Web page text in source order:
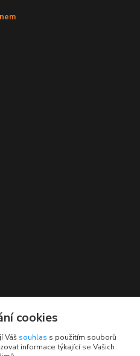
cookies
Váš souhlas s použitím souborů
informace týkající se Vašich